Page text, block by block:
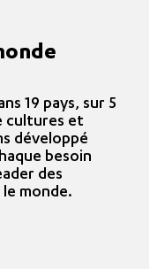
19 pays, sur 5
cultures et
développé
besoin
des
monde.